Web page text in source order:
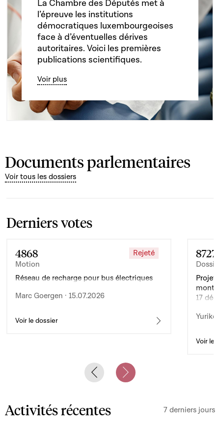
La Chambre des Députés met à
l’épreuve les institutions
démocratiques luxembourgeoises
face à d’éventuelles dérives
autoritaires. Voici les premières
publications scientifiques.
Voir plus
Documents parlementaires
Voir tous les dossiers
Derniers votes
4868
Motion
Rejeté
Réseau de recharge pour bus électriques
Marc Goergen · 15.07.2026
Voir le dossier
8727
Projet
17
Yuriko
Voir le
Previous slideNext slide
Activités récentes 7 derniers jours